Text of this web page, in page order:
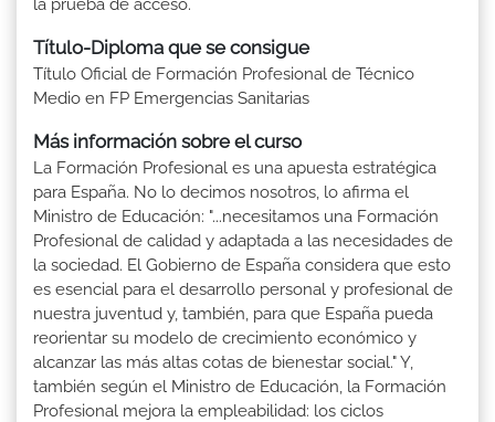
la prueba de acceso.
Título-Diploma que se consigue
Título Oficial de Formación Profesional de Técnico
Medio en FP Emergencias Sanitarias
Más información sobre el curso
La Formación Profesional es una apuesta estratégica
para España. No lo decimos nosotros, lo afirma el
Ministro de Educación: "...necesitamos una Formación
Profesional de calidad y adaptada a las necesidades de
la sociedad. El Gobierno de España considera que esto
es esencial para el desarrollo personal y profesional de
nuestra juventud y, también, para que España pueda
reorientar su modelo de crecimiento económico y
alcanzar las más altas cotas de bienestar social." Y,
también según el Ministro de Educación, la Formación
Profesional mejora la empleabilidad: los ciclos